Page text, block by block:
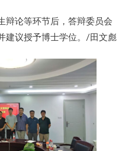
辩论等环节后，答辩委员会
建议授予博士学位。/田文彪